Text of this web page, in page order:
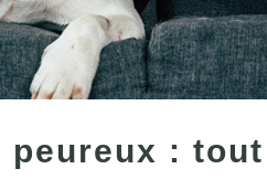
peureux :